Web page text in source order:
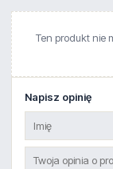
Ten produkt nie
Napisz opinię